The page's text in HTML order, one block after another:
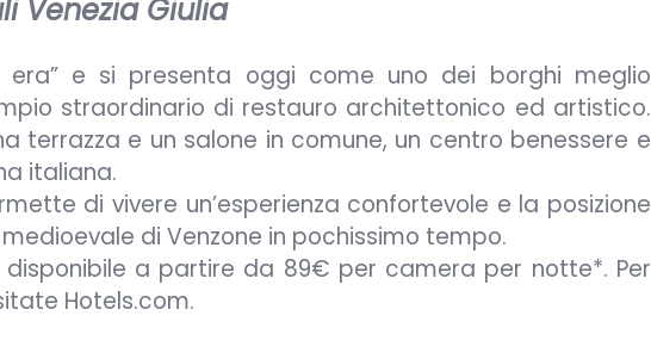
Venezia Giulia
e si presenta oggi come uno dei borghi meglio
straordinario di restauro architettonico ed artistico.
terrazza e un salone in comune, un centro benessere e
italiana.
di vivere un’esperienza confortevole e la posizione
di Venzone in pochissimo tempo.
disponibile a partire da 89€ per camera per notte*. Per
Hotels.com.